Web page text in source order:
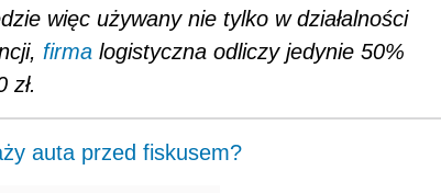
więc używany nie tylko w działalności
firma logistyczna odliczy jedynie 50%
auta przed fiskusem?